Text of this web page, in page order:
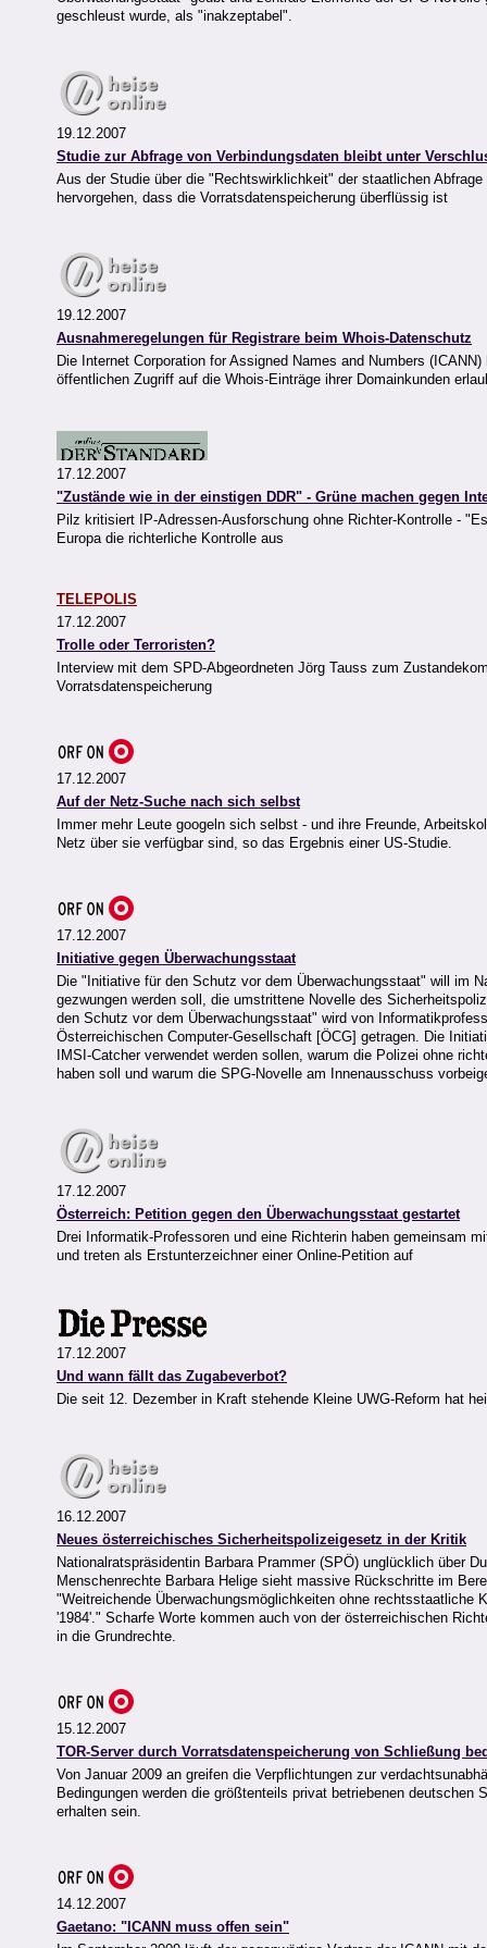
geschleust wurde, als "inakzeptabel".
19.12.2007
Studie zur Abfrage von Verbindungsdaten bleibt unter
Aus der Studie über die "Rechtswirklichkeit" der staatlichen
hervorgehen, dass die Vorratsdatenspeicherung überflüssig ist
19.12.2007
Ausnahmeregelungen für Registrare beim Whois-Datenschutz
Die Internet Corporation for Assigned Names and Numbers
öffentlichen Zugriff auf die Whois-Einträge ihrer Domainkunden
17.12.2007
"Zustände wie in der einstigen DDR" - Grüne machen gegen
Pilz kritisiert IP-Adressen-Ausforschung ohne Richter-Kontrolle -
Europa die richterliche Kontrolle aus
TELEPOLIS
17.12.2007
Trolle oder Terroristen?
Interview mit dem SPD-Abgeordneten Jörg Tauss zum
Vorratsdatenspeicherung
17.12.2007
Auf der Netz-Suche nach sich selbst
Immer mehr Leute googeln sich selbst - und ihre Freunde,
Netz über sie verfügbar sind, so das Ergebnis einer US-Studie.
17.12.2007
Initiative gegen Überwachungsstaat
Die "Initiative für den Schutz vor dem Überwachungsstaat" will im
gezwungen werden soll, die umstrittene Novelle des
den Schutz vor dem Überwachungsstaat" wird von
Österreichischen Computer-Gesellschaft [ÖCG] getragen. Die
IMSI-Catcher verwendet werden sollen, warum die Polizei ohne
haben soll und warum die SPG-Novelle am Innenausschuss
17.12.2007
Österreich: Petition gegen den Überwachungsstaat gestartet
Drei Informatik-Professoren und eine Richterin haben gemeinsam
und treten als Erstunterzeichner einer Online-Petition auf
17.12.2007
Und wann fällt das Zugabeverbot?
Die seit 12. Dezember in Kraft stehende Kleine UWG-Reform hat
16.12.2007
Neues österreichisches Sicherheitspolizeigesetz in der Kritik
Nationalratspräsidentin Barbara Prammer (SPÖ) unglücklich über
Menschenrechte Barbara Helige sieht massive Rückschritte im
"Weitreichende Überwachungsmöglichkeiten ohne
'1984'." Scharfe Worte kommen auch von der österreichischen
in die Grundrechte.
15.12.2007
TOR-Server durch Vorratsdatenspeicherung von Schließung
Von Januar 2009 an greifen die Verpflichtungen zur
Bedingungen werden die größtenteils privat betriebenen
erhalten sein.
14.12.2007
Gaetano: "ICANN muss offen sein"